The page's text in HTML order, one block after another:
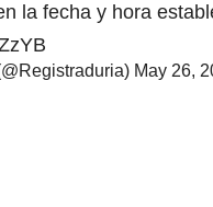
la fecha y hora
May 26,